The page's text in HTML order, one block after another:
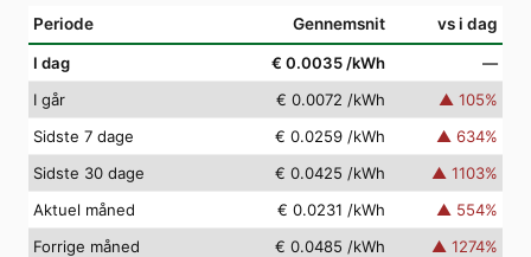
Periode Gennemsnit vs i dag
I dag € 0.0035 /kWh
—
I går
€ 0.0072 /kWh ▲ 105%
Sidste 7 dage
€ 0.0259 /kWh ▲ 634%
Sidste 30 dage
€ 0.0425 /kWh ▲ 1103%
Aktuel måned
€ 0.0231 /kWh ▲ 554%
Forrige måned
€ 0.0485 /kWh ▲ 1274%